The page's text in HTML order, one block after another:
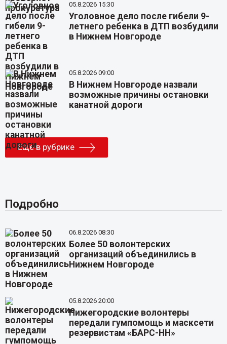
05.8.2026 15:30
Уголовное дело после гибели 9-
летнего ребенка в ДТП возбудили
в Нижнем Новгороде
05.8.2026 09:00
В Нижнем Новгороде назвали
возможные причины остановки
канатной дороги
Еще в рубрике
Подробно
06.8.2026 08:30
Более 50 волонтерских
организаций объединились в
Нижнем Новгороде
05.8.2026 20:00
Нижегородские волонтеры
передали гумпомощь и масксети
резервистам «БАРС-НН»